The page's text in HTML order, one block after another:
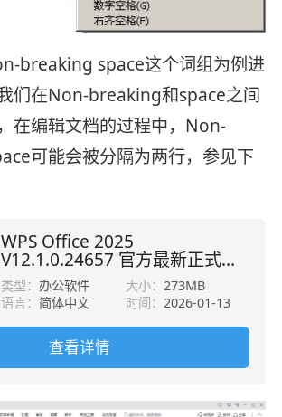
breaking space这个词组为例进
们在Non-breaking和space之间
在编辑文档的过程中，Non-
可能会被分隔为两行，参见下
WPS Office 2025
V12.1.0.24657 官方最新正式版
32位/64位
类型：办公软件 大小： 273MB
语言： 简体中文 时间： 2026-01-13
查看详情